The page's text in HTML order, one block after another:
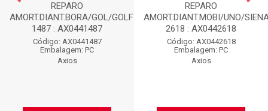
REPARO
AMORT.DIANT.BORA/GOL/GOLF-
1487 : AX0441487
Código: AX0441487
Embalagem: PC
Axios
REPARO
AMORT.DIANT.MOBI/UNO/
2618 : AX0442618
Código: AX0442618
Embalagem: PC
Axios